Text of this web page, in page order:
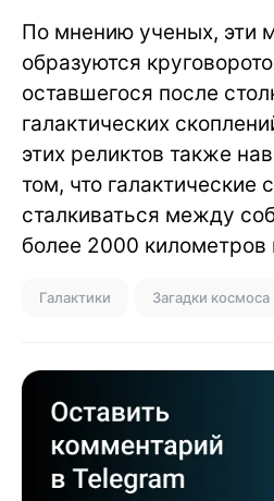
По мнению ученых, эти
образуются
оставшегося после
галактических
этих реликтов также
том, что галактические
сталкиваться между
более 2000 километров
Галактики Загадки космоса